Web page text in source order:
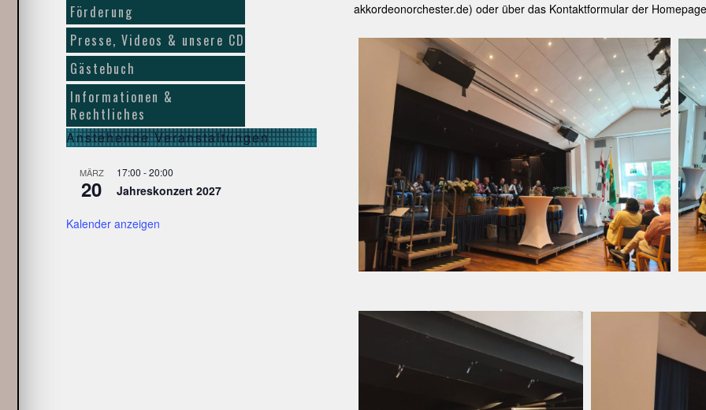
akkordeonorchester.de) oder über das Kontaktformular der
Förderung
Presse, Videos & unsere CD
Gästebuch
Informationen &
Rechtliches
Anstehende Veranstaltungen
MÄRZ
20
17:00 -20:00
Jahreskonzert 2027
Kalender anzeigen